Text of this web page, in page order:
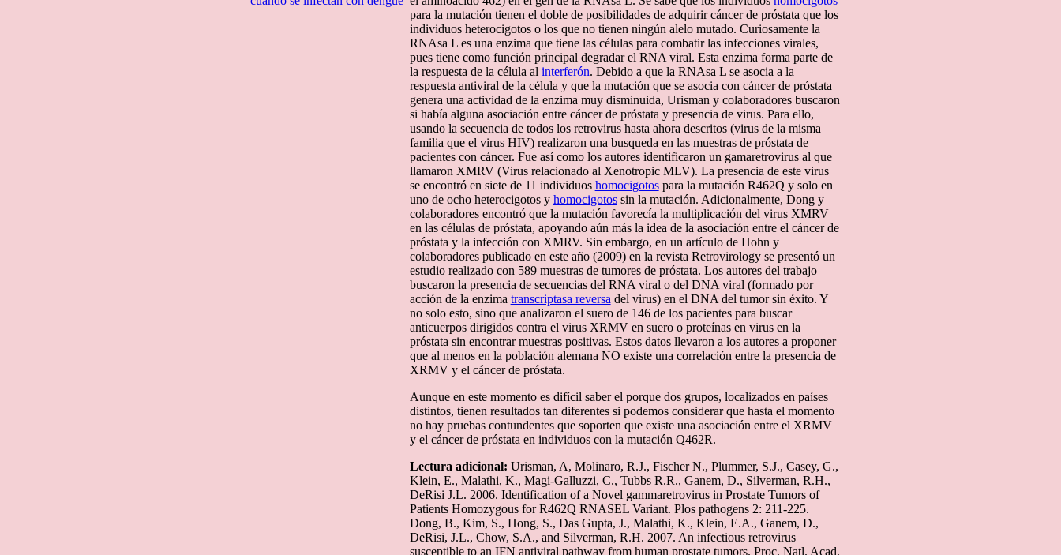
para la mutación tienen el doble de posibilidades de adquirir cáncer de próstata que los
individuos heterocigotos o los que no tienen ningún alelo mutado. Curiosamente la
RNAsa L es una enzima que tiene las células para combatir las infecciones virales,
pues tiene como función principal degradar el RNA viral. Esta enzima forma parte de
la respuesta de la célula al interferón. Debido a que la RNAsa L se asocia a la
respuesta antiviral de la célula y que la mutación que se asocia con cáncer de próstata
genera una actividad de la enzima muy disminuida, Urisman y colaboradores buscaron
si había alguna asociación entre cáncer de próstata y presencia de virus. Para ello,
usando la secuencia de todos los retrovirus hasta ahora descritos (virus de la misma
familia que el virus HIV) realizaron una busqueda en las muestras de próstata de
pacientes con cáncer. Fue así como los autores identificaron un gamaretrovirus al que
llamaron XMRV (Virus relacionado al Xenotropic MLV). La presencia de este virus
se encontró en siete de 11 individuos homocigotospara la mutación R462Q y solo en
uno de ocho heterocigotos y homocigotossin la mutación. Adicionalmente, Dong y
colaboradores encontró que la mutación favorecía la multiplicación del virus XMRV
en las células de próstata, apoyando aún más la idea de la asociación entre el cáncer de
próstata y la infección con XMRV. Sin embargo, en un artículo de Hohn y
colaboradores publicado en este año (2009) en la revista Retrovirology se presentó un
estudio realizado con 589 muestras de tumores de próstata. Los autores del trabajo
buscaron la presencia de secuencias del RNA viral o del DNA viral (formado por
acción de la enzima transcriptasa reversa del virus) en el DNA del tumor sin éxito. Y
no solo esto, sino que analizaron el suero de 146 de los pacientes para buscar
anticuerpos dirigidos contra el virus XRMV en suero o proteínas en virus en la
próstata sin encontrar muestras positivas. Estos datos llevaron a los autores a proponer
que al menos en la población alemana NO existe una correlación entre la presencia de
XRMV y el cáncer de próstata.
Aunque en este momento es difícil saber el porque dos grupos, localizados en países
distintos, tienen resultados tan diferentes si podemos considerar que hasta el momento
no hay pruebas contundentes que soporten que existe una asociación entre el XRMV
y el cáncer de próstata en individuos con la mutación Q462R.
Lectura adicional: Urisman, A, Molinaro, R.J., Fischer N., Plummer, S.J., Casey, G.,
Klein, E., Malathi, K., Magi-Galluzzi, C., Tubbs R.R., Ganem, D., Silverman, R.H.,
DeRisi J.L. 2006. Identification of a Novel gammaretrovirus in Prostate Tumors of
Patients Homozygous for R462Q RNASEL Variant. Plos pathogens 2: 211-225.
Dong, B., Kim, S., Hong, S., Das Gupta, J., Malathi, K., Klein, E.A., Ganem, D.,
DeRisi, J.L., Chow, S.A., and Silverman, R.H. 2007. An infectious retrovirus
susceptible to an IFN antiviral pathway from human prostate tumors. Proc. Natl. Acad.